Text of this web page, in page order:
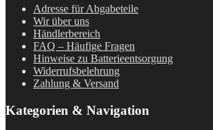
Adresse für Abgabeteile
Wir über uns
Händlerbereich
FAQ – Häufige Fragen
Hinweise zu Batterieentsorgung
Widerrufsbelehrung
Zahlung & Versand
Kategorien & Navigation